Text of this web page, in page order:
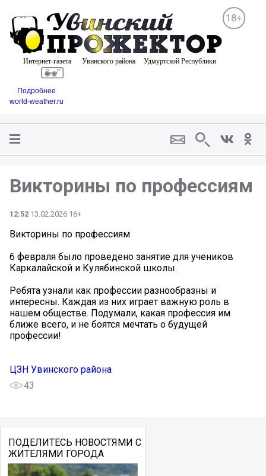
18+
Подробнее
world-weather.ru
Викторины по профессиям
12:52 13.02.2026 16+
Викторины по профессиям
6 февраля было проведено занятие для учеников
Каркалайской и Кулябинской школы.
Ребята узнали как профессии разнообразны и
интересны. Каждая из них играет важную роль в
нашем обществе. Подумали, какая профессия им
ближе всего, и не боятся мечтать о будущей
профессии!
ЦЗН Увинского района
43
ПОДЕЛИТЕСЬ НОВОСТЯМИ С
ЖИТЕЛЯМИ ГОРОДА